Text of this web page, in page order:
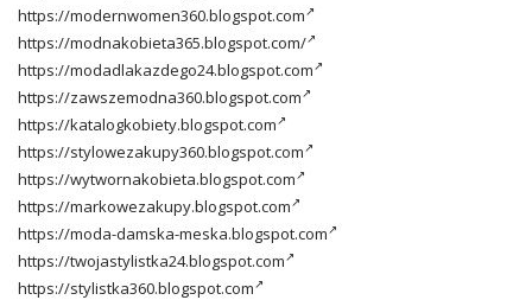
https://modernwomen360.blogspot.com
https://modnakobieta365.blogspot.com/
https://modadlakazdego24.blogspot.com
https://zawszemodna360.blogspot.com
https://katalogkobiety.blogspot.com
https://stylowezakupy360.blogspot.com
https://wytwornakobieta.blogspot.com
https://markowezakupy.blogspot.com
https://moda-damska-meska.blogspot.com
https://twojastylistka24.blogspot.com
https://stylistka360.blogspot.com